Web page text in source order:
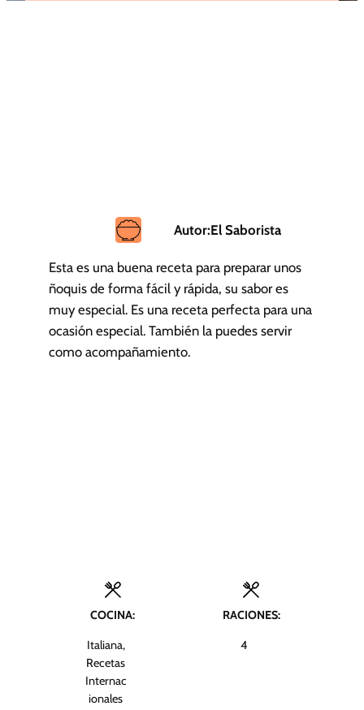
Autor:El Saborista
Esta es una buena receta para preparar unos
ñoquis de forma fácil y rápida, su sabor es
muy especial. Es una receta perfecta para una
ocasión especial. También la puedes servir
como acompañamiento.
COCINA:
Italiana,
Recetas
Internac
ionales
RACIONES:
4